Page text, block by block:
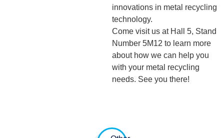
innovations in metal recycling
technology.
Come visit us at Hall 5, Stand
Number 5M12 to learn more
about how we can help you
with your metal recycling
needs. See you there!